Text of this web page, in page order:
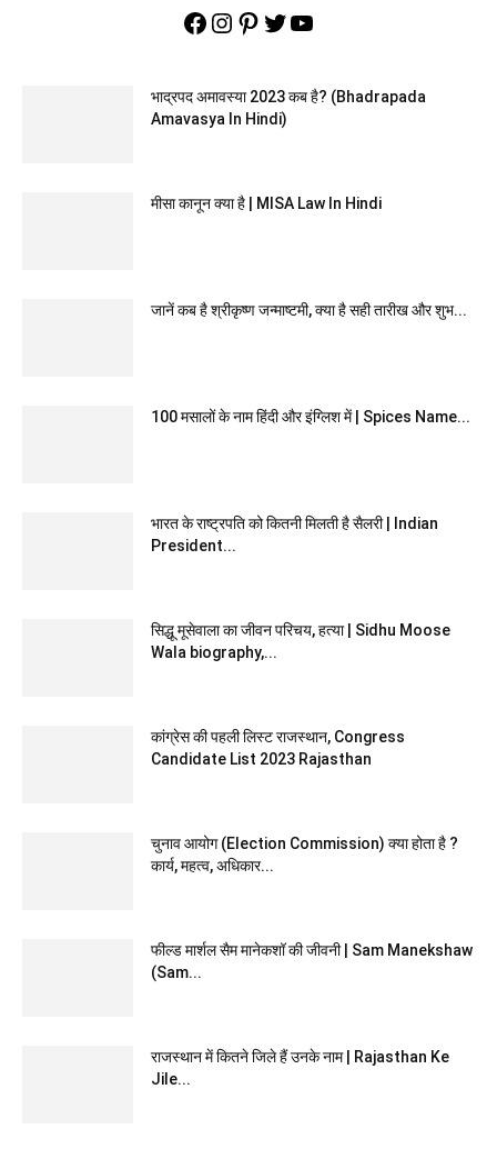
Facebook
Instagram
Pinterest
Twitter
YouTube
भाद्रपद अमावस्या 2023 कब है? (Bhadrapada
Amavasya In Hindi)
मीसा कानून क्या है | MISA Law In Hindi
जानें कब है श्रीकृष्ण जन्माष्टमी, क्या है सही तारीख और शुभ...
100 मसालों के नाम हिंदी और इंग्लिश में | Spices Name...
भारत के राष्ट्रपति को कितनी मिलती है सैलरी | Indian
President...
सिद्धू मूसेवाला का जीवन परिचय, हत्या | Sidhu Moose
Wala biography,...
कांग्रेस की पहली लिस्ट राजस्थान, Congress
Candidate List 2023 Rajasthan
चुनाव आयोग (Election Commission) क्या होता है ?
कार्य, महत्व, अधिकार...
फील्ड मार्शल सैम मानेकशॉ की जीवनी | Sam Manekshaw
(Sam...
राजस्थान में कितने जिले हैं उनके नाम | Rajasthan Ke
Jile...